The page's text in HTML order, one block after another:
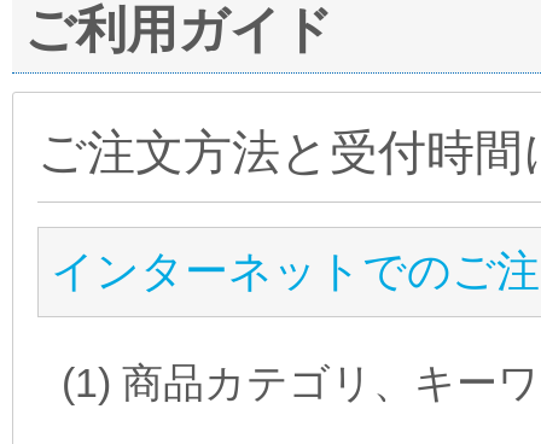
ご利用ガイド
ご注文方法と受付時
インターネットでのご
(1) 商品カテゴリ、キー